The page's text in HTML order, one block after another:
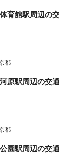
育館駅周辺の
都
原駅周辺の交
都
園駅周辺の交